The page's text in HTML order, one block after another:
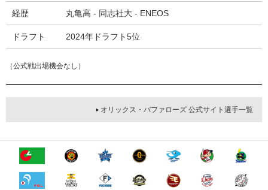
経歴 丸亀高 - 同志社大 - ENEOS
ドラフト 2024年ドラフト5位
（公式戦出場機会なし）
オリックス・バファローズ 公式サイト選手一覧